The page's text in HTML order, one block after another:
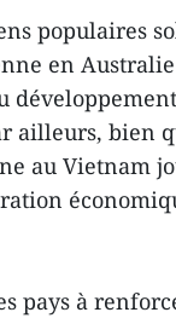
populaires
en
ailleurs, bien
au Vietnam
pays à